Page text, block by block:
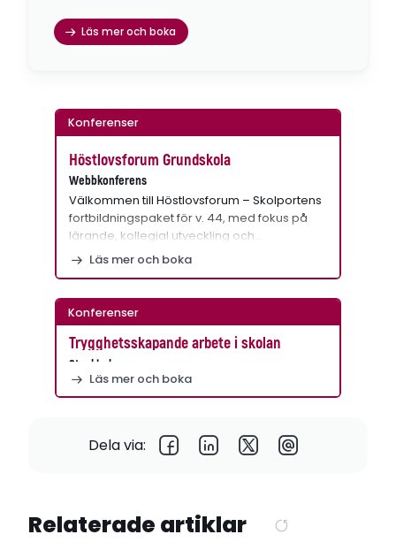
Läs mer och boka
Konferenser
Höstlovsforum Grundskola
Webbkonferens
Välkommen till Höstlovsforum – Skolportens
fortbildningspaket för v. 44, med fokus på
lärande, kollegial utveckling och…
Läs mer och boka
Konferenser
Trygghetsskapande arbete i skolan
Stockholm
Läs mer och boka
Dela via:
Relaterade artiklar